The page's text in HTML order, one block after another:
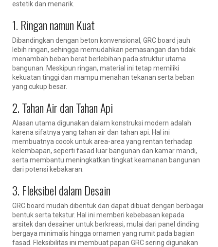
estetik dan menarik.
1. Ringan namun Kuat
Dibandingkan dengan beton konvensional, GRC board jauh
lebih ringan, sehingga memudahkan pemasangan dan tidak
menambah beban berat berlebihan pada struktur utama
bangunan. Meskipun ringan, material ini tetap memiliki
kekuatan tinggi dan mampu menahan tekanan serta beban
yang cukup besar.
2. Tahan Air dan Tahan Api
Alasan utama digunakan dalam konstruksi modern adalah
karena sifatnya yang tahan air dan tahan api. Hal ini
membuatnya cocok untuk area-area yang rentan terhadap
kelembapan, seperti fasad luar bangunan dan kamar mandi,
serta membantu meningkatkan tingkat keamanan bangunan
dari potensi kebakaran.
3. Fleksibel dalam Desain
GRC board mudah dibentuk dan dapat dibuat dengan berbagai
bentuk serta tekstur. Hal ini memberi kebebasan kepada
arsitek dan desainer untuk berkreasi, mulai dari panel dinding
bergaya minimalis hingga ornamen yang rumit pada bagian
fasad. Fleksibilitas ini membuat papan GRC sering digunakan